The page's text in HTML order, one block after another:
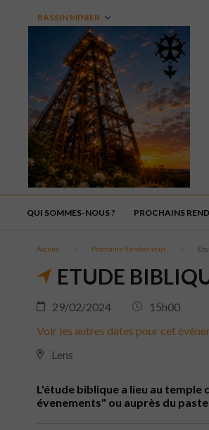
BASSIN MINIER
QUI SOMMES-NOUS ? PROCHAINS
Accueil Prochains Rendez-vous
ETUDE
29/02/2024
15h00
Voir les autres dates pour cet
Lens
L'étude biblique a lieu au temple
évenements" ou auprès du